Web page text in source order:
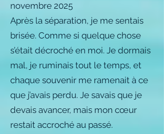
novembre 2025
Après la séparation, je me sentais
brisée. Comme si quelque chose
s’était décroché en moi. Je dormais
mal, je ruminais tout le temps, et
chaque souvenir me ramenait à ce
que j’avais perdu. Je savais que je
devais avancer, mais mon cœur
restait accroché au passé.